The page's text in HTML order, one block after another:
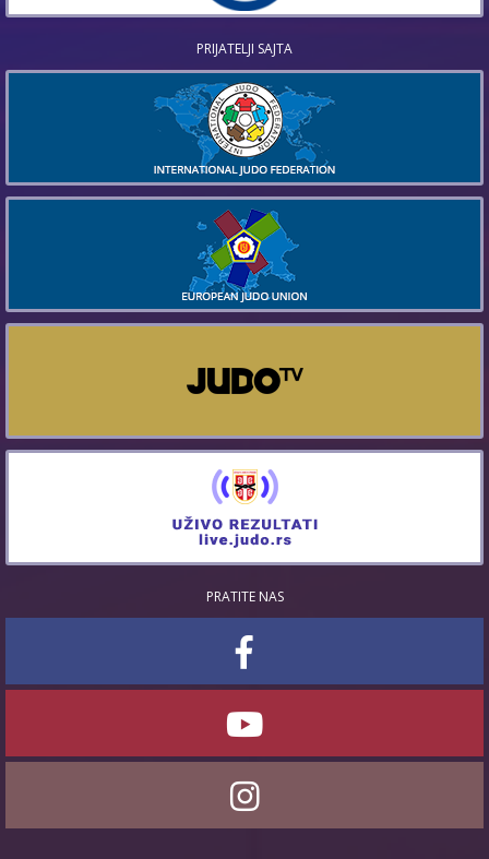
PRIJATELJI SAJTA
PRATITE NAS